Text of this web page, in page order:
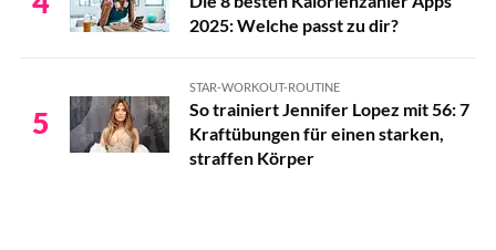
2025: Welche passt zu dir?
5
STAR-WORKOUT-ROUTINE
So trainiert Jennifer Lopez mit 56: 7
Kraftübungen für einen starken,
straffen Körper